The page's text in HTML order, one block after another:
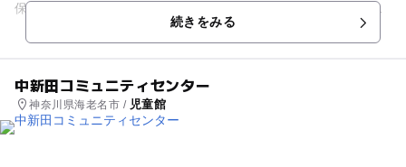
保育室、レクリエーション室、児童遊戯室、学習習室、調理実
続きをみる
中新田コミュニティセンター
神奈川県海老名市 / 児童館